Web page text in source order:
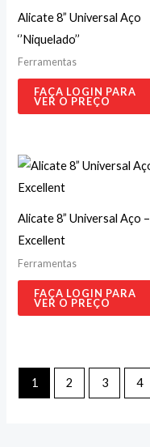
Alicate 8” Universal Aço
‘’Niquelado’’
Ferramentas
FAÇA LOGIN PARA
VER O PREÇO
Alicate 8” Universal Aço –
Excellent
Ferramentas
FAÇA LOGIN PARA
VER O PREÇO
1 2 3 4